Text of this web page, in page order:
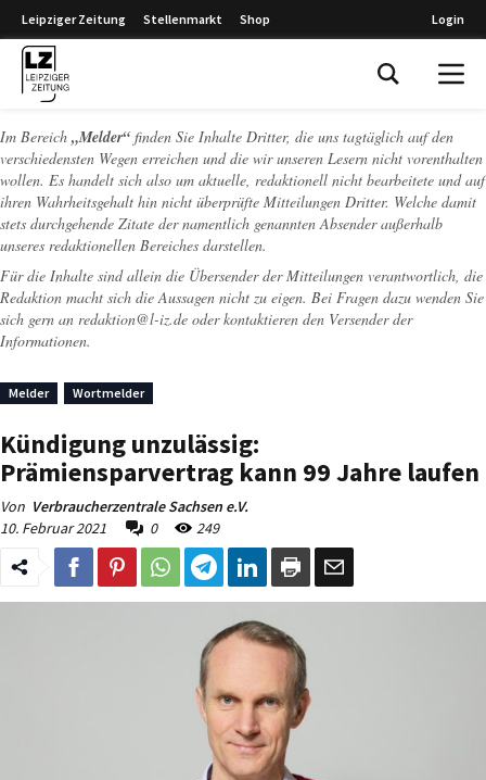
Leipziger Zeitung Stellenmarkt Shop Login
Im Bereich „Melder“ finden Sie Inhalte Dritter, die uns tagtäglich auf den
verschiedensten Wegen erreichen und die wir unseren Lesern nicht vorenthalten
wollen. Es handelt sich also um aktuelle, redaktionell nicht bearbeitete und auf
ihren Wahrheitsgehalt hin nicht überprüfte Mitteilungen Dritter. Welche damit
stets durchgehende Zitate der namentlich genannten Absender außerhalb
unseres redaktionellen Bereiches darstellen.
Für die Inhalte sind allein die Übersender der Mitteilungen verantwortlich, die
Redaktion macht sich die Aussagen nicht zu eigen. Bei Fragen dazu wenden Sie
sich gern an redaktion@l-iz.de oder kontaktieren den Versender der
Informationen.
Melder Wortmelder
Kündigung unzulässig:
Prämiensparvertrag kann 99 Jahre laufen
Von Verbraucherzentrale Sachsen e.V.
10. Februar 2021
0 249